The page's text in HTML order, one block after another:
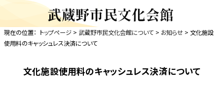
現在の位置： トップページ > 武蔵野市民文化会館について > お知らせ > 文化施設
使用料のキャッシュレス決済について
文化施設使用料のキャッシュレス決済について